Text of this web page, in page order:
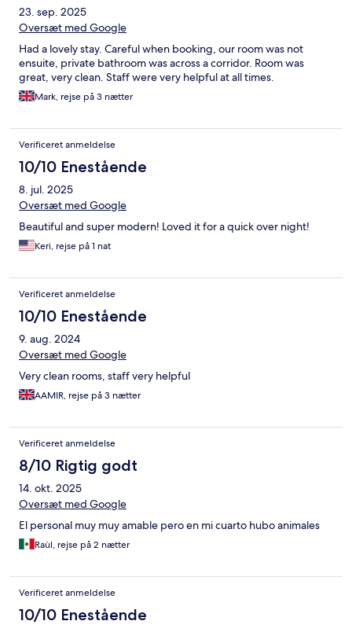
23. sep. 2025
Oversæt med Google
Had a lovely stay. Careful when booking, our room was not
ensuite, private bathroom was across a corridor. Room was
great, very clean. Staff were very helpful at all times.
Mark, rejse på 3 nætter
Verificeret anmeldelse
10/10 Enestående
8. jul. 2025
Oversæt med Google
Beautiful and super modern! Loved it for a quick over night!
Keri, rejse på 1 nat
Verificeret anmeldelse
10/10 Enestående
9. aug. 2024
Oversæt med Google
Very clean rooms, staff very helpful
AAMIR, rejse på 3 nætter
Verificeret anmeldelse
8/10 Rigtig godt
14. okt. 2025
Oversæt med Google
El personal muy muy amable pero en mi cuarto hubo animales
Raùl, rejse på 2 nætter
Verificeret anmeldelse
10/10 Enestående